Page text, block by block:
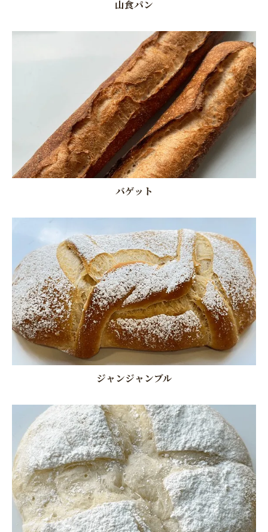
山食パン
バゲット
ジャンジャンブル
お問い合わせはこちら